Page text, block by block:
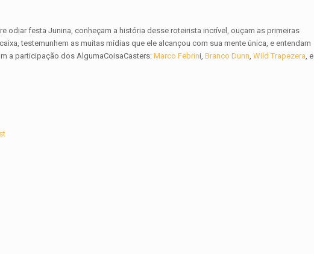
odiar festa Junina, conheçam a história desse roteirista incrível, ouçam as primeiras
testemunhem as muitas mídias que ele alcançou com sua mente única, e entendam
a participação dos AlgumaCoisaCasters:Marco Febrini,Branco Dunn,Wild Trapezera, e